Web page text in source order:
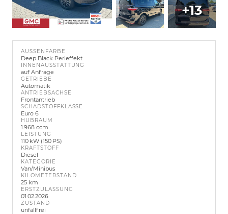
+13
AUSSENFARBE
Deep Black Perleffekt
INNENAUSSTATTUNG
auf Anfrage
GETRIEBE
Automatik
ANTRIEBSACHSE
Frontantrieb
SCHADSTOFFKLASSE
Euro 6
HUBRAUM
1.968 ccm
LEISTUNG
110 kW (150 PS)
KRAFTSTOFF
Diesel
KATEGORIE
Van/Minibus
KILOMETERSTAND
25 km
ERSTZULASSUNG
01.02.2026
ZUSTAND
unfallfrei